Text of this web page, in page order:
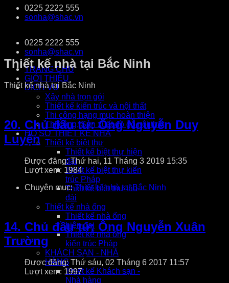
0225 2222 555
sonha@shac.vn
0225 2222 555
sonha@shac.vn
TRANG CHỦ
GIỚI THIỆU
DỊCH VỤ
Xây nhà trọn gói
Thiết kế kiến trúc và nội thất
Thi công hạng mục hoàn thiện
Thi công, Sản xuất đồ gỗ nội thất
HỒ SƠ THIẾT KẾ NHÀ
Thiết kế biệt thự
Thiết kế biệt thự hiện
đại
Thiết kế biệt thự kiến
trúc Pháp
Thiết kế biệt thự lâu
đài
Thiết kế nhà ống
Thiết kế nhà ống
hiện đại
Thiết kế nhà ống
kiến trúc Pháp
KHÁCH SẠN - NHÀ
HÀNG
Thiết kế Khách sạn -
Nhà hàng
Thiết kế nhà tại Bắc Ninh
Thiết kế nhà tại Bắc Ninh
20. Chủ đầu tư: Ông Nguyễn Duy
Luyện
Được đăng: Thứ hai, 11 Tháng 3 2019 15:35
Lượt xem: 1984
Chuyên mục:Thiết kế nhà tại Bắc Ninh
14. Chủ đầu tư: Ông Nguyễn Xuân
Trường
Được đăng: Thứ sáu, 02 Tháng 6 2017 11:57
Lượt xem: 1997